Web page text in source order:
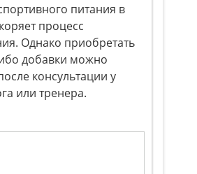
питания в
процесс
Однако приобретать
добавки можно
консультации у
или тренера.